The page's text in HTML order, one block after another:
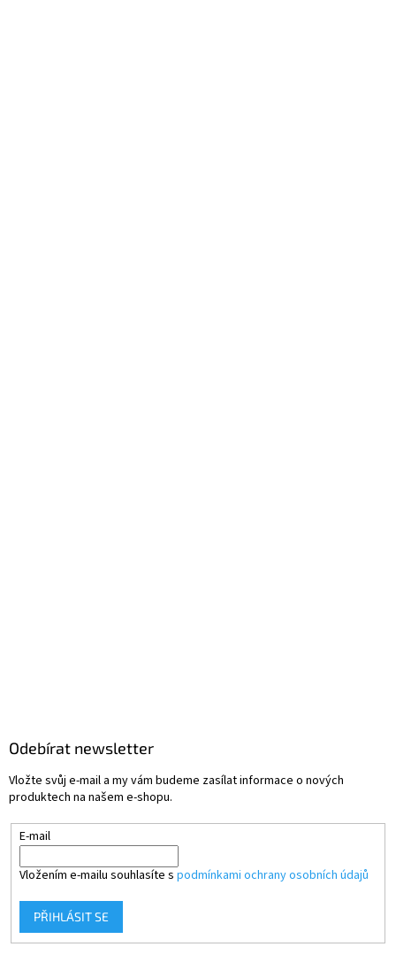
Odebírat newsletter
Vložte svůj e-mail a my vám budeme zasílat informace o nových
produktech na našem e-shopu.
E-mail
Vložením e-mailu souhlasíte s podmínkami ochrany osobních údajů
PŘIHLÁSIT SE